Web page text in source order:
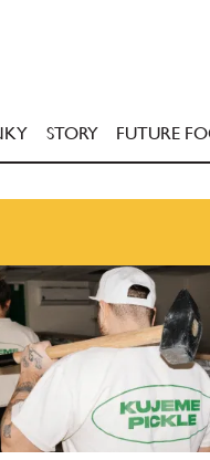
STORY FUTURE